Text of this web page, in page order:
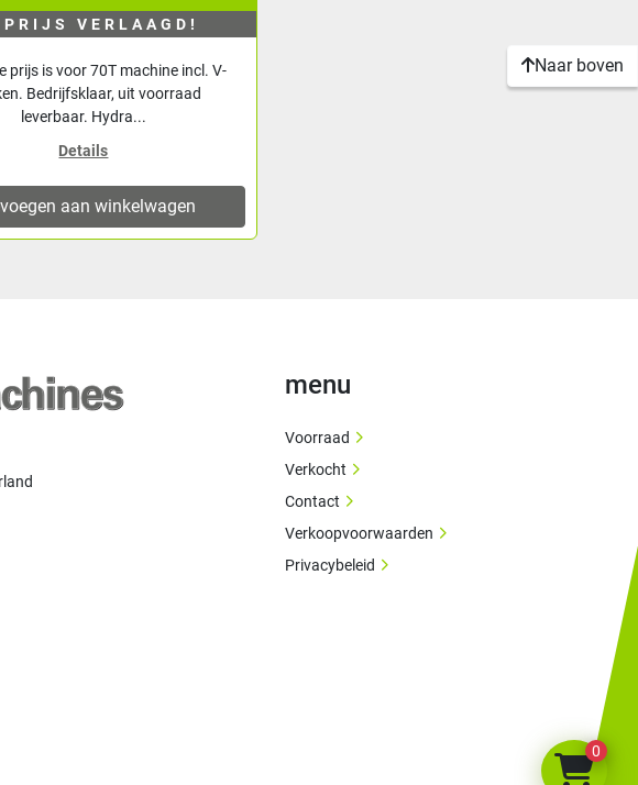
VERLAAGD!
prijs is voor 70T machine incl. V-
Bedrijfsklaar, uit voorraad
leverbaar. Hydra...
Details
aan winkelwagen
Naar boven
menu
Voorraad
Verkocht
Contact
Verkoopvoorwaarden
Privacybeleid
0